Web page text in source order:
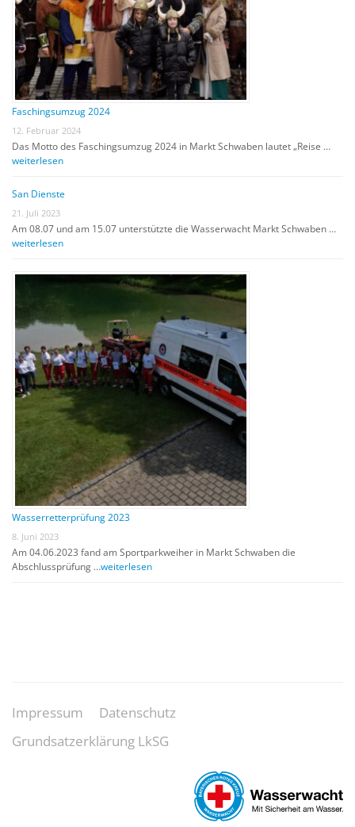
Faschingsumzug 2024
12. Februar 2024
Das Motto des Faschingsumzug 2024 in Markt Schwaben lautet „Reise …
weiterlesen
San Dienste
21. Juli 2023
Am 08.07 und am 15.07 unterstützte die Wasserwacht Markt Schwaben …
weiterlesen
Wasserretterprüfung 2023
8. Juni 2023
Am 04.06.2023 fand am Sportparkweiher in Markt Schwaben die
Abschlussprüfung …weiterlesen
Impressum
Datenschutz
Grundsatzerklärung LkSG